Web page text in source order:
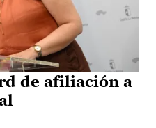
de afiliación a